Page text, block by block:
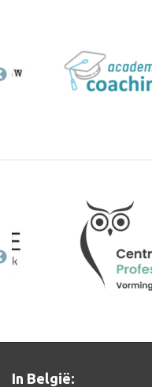
In België: